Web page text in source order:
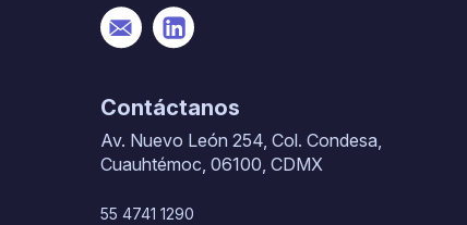
Contáctanos
Av. Nuevo León 254, Col. Condesa,
Cuauhtémoc, 06100, CDMX
55 4741 1290